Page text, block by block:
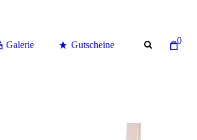
0
Galerie Gutscheine